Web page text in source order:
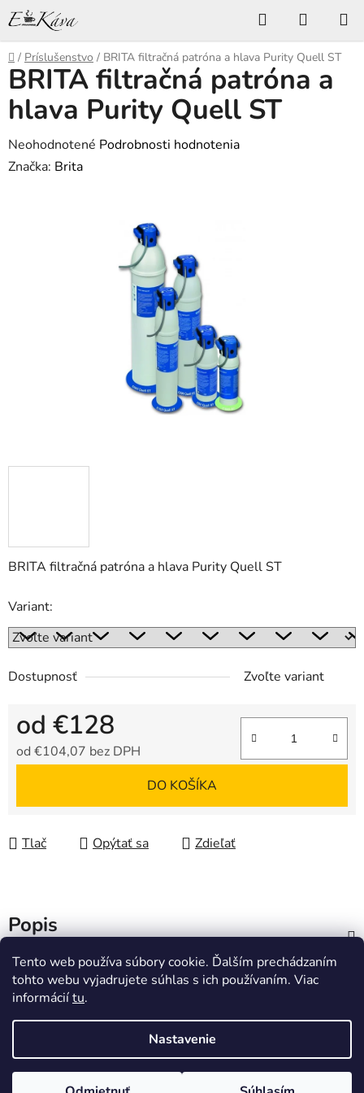
Tento web používa súbory cookie. Ďalším prechádzaním
tohto webu vyjadrujete súhlas s ich používaním. Viac
informáciítu.
Nastavenie
Prejsť
na
obsah
Hľadať
KOŠÍK
Domov
/ Príslušenstvo / BRITA filtračná patróna a hlava Purity Quell ST
BRITA filtračná patróna a hlava Purity Quell ST
Variant:
Dostupnosť Zvoľte variant
od €128
od €104,07 bez DPH
DO KOŠÍKA
Tlač Opýtať sa Zdieľať
BRITA filtračná patróna a
hlava Purity Quell ST
Priemerné
hodnotenie
Neohodnotené Podrobnosti hodnotenia
Značka: Brita
Popis
ZnačkaBrita
Diskusia
Vytvoril Shoptet